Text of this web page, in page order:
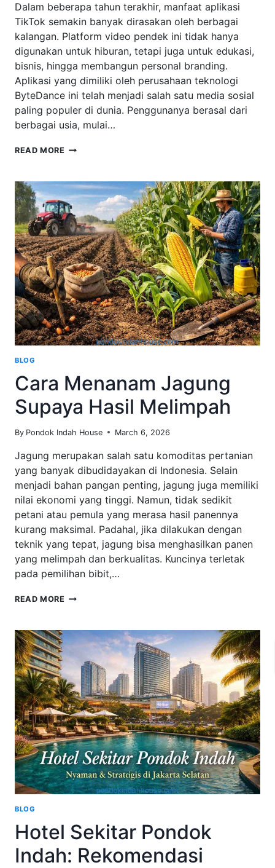
Dalam beberapa tahun terakhir, manfaat aplikasi
TikTok semakin banyak dirasakan oleh berbagai
kalangan. Platform video pendek ini tidak hanya
digunakan untuk hiburan, tetapi juga untuk edukasi,
bisnis, hingga membangun personal branding.
Aplikasi yang dimiliki oleh perusahaan teknologi
ByteDance ini telah menjadi salah satu media sosial
paling populer di dunia. Penggunanya berasal dari
berbagai usia, mulai…
READ MORE MANFAAT
MENGAPA
PLATFORM
INI
SEMAKIN
POPULER?
BLOG
Cara Menanam Jagung
Supaya Hasil Melimpah
By Pondok Indah House March 6, 2026
Jagung merupakan salah satu komoditas pertanian
yang banyak dibudidayakan di Indonesia. Selain
menjadi bahan pangan penting, jagung juga memiliki
nilai ekonomi yang tinggi. Namun, tidak sedikit
petani atau pemula yang merasa hasil panennya
kurang maksimal. Padahal, jika dilakukan dengan
teknik yang tepat, jagung bisa menghasilkan panen
yang melimpah dan berkualitas. Kuncinya terletak
pada pemilihan bibit,…
READ MORE CARA
SUPAYA
HASIL
MELIMPAH
BLOG
Hotel Sekitar Pondok
Indah: Rekomendasi